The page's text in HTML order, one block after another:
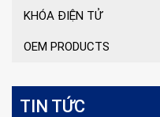
KHÓA ĐIỆN TỬ
OEM PRODUCTS
TIN TỨC